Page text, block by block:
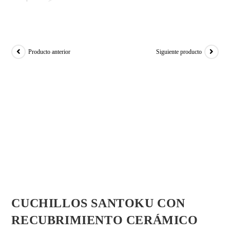
Producto anterior Siguiente producto
CUCHILLOS SANTOKU CON
RECUBRIMIENTO CERÁMICO